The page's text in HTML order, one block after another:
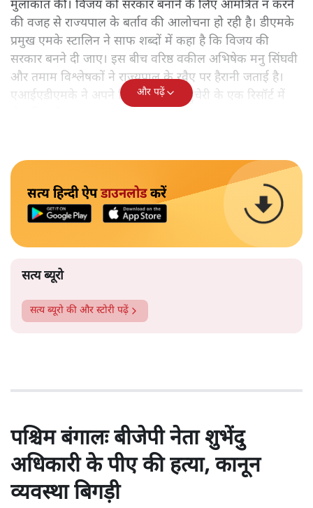
मुलाकात की। विजय को सरकार बनाने के लिए आमंत्रित न करने
की वजह से राज्यपाल के बर्ताव की आलोचना हो रही है। डीएमके
प्रमुख एमके स्टालिन ने साफ शब्दों में कहा है कि विजय की
सरकार बनने दी जाए। इस बीच वरिष्ठ वकील अभिषेक मनु सिंघवी
और तमाम विश्लेषकों ने राज्यपाल के रवैए पर हैरानी जताई है।
एआईएडीएमके ने अपने विधायकों को पुड्डुचेरी के एक रिसॉर्ट में
और पढ़ें
सत्य हिन्दी ऐपडाउनलोडकरें
सत्य ब्यूरो
सत्य ब्यूरो की और स्टोरी पढ़ें
पश्चिम बंगालः बीजेपी नेता शुभेंदु
अधिकारी के पीए की हत्या, कानून
व्यवस्था बिगड़ी